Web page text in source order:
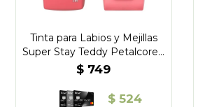
Tinta para Labios y Mejillas
Super Stay Teddy Petalcore -
Maybelline
$ 749
$ 524